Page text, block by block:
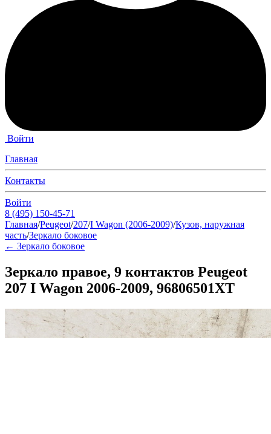
Войти
Главная
Контакты
Войти
8 (495) 150-45-71
Главная/Peugeot/207/I Wagon (2006-2009)/Кузов, наружная
часть/Зеркало боковое
← Зеркало боковое
Зеркало правое, 9 контактов Peugeot
207 I Wagon 2006-2009, 96806501XT